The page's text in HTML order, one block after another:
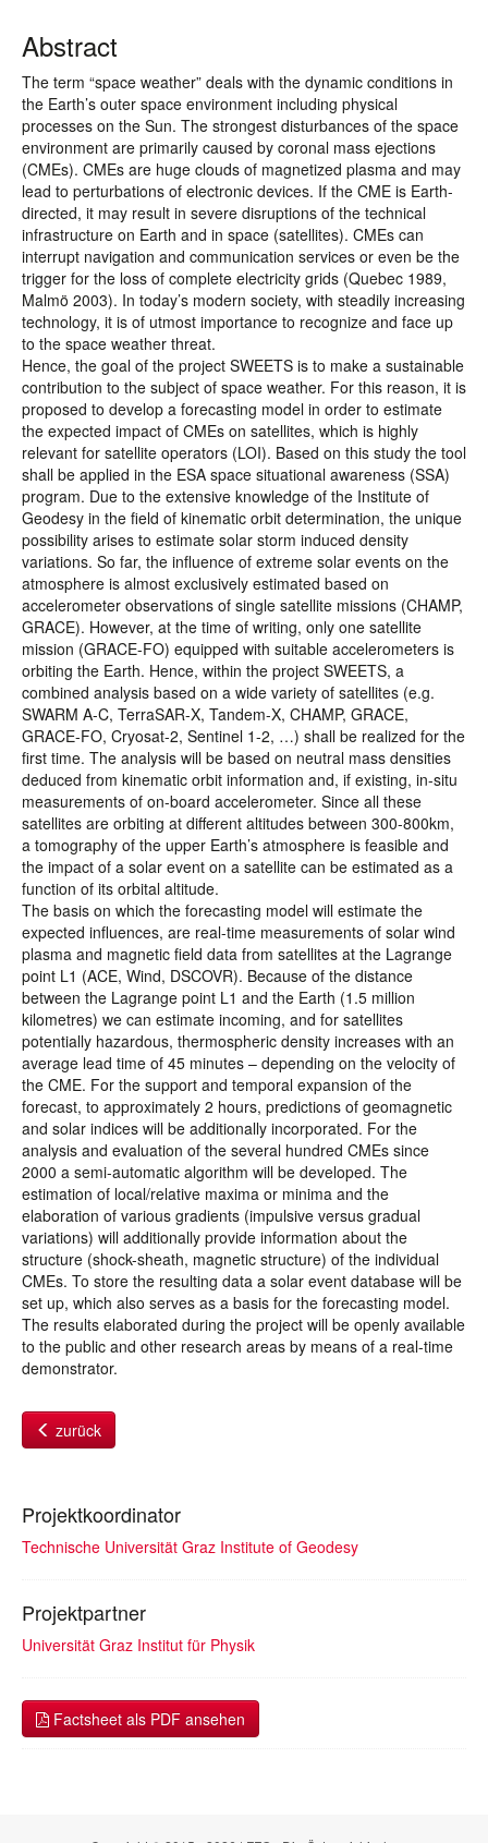
Abstract
The term “space weather” deals with the dynamic conditions in
the Earth’s outer space environment including physical
processes on the Sun. The strongest disturbances of the space
environment are primarily caused by coronal mass ejections
(CMEs). CMEs are huge clouds of magnetized plasma and may
lead to perturbations of electronic devices. If the CME is Earth-
directed, it may result in severe disruptions of the technical
infrastructure on Earth and in space (satellites). CMEs can
interrupt navigation and communication services or even be the
trigger for the loss of complete electricity grids (Quebec 1989,
Malmö 2003). In today’s modern society, with steadily increasing
technology, it is of utmost importance to recognize and face up
to the space weather threat.
Hence, the goal of the project SWEETS is to make a sustainable
contribution to the subject of space weather. For this reason, it is
proposed to develop a forecasting model in order to estimate
the expected impact of CMEs on satellites, which is highly
relevant for satellite operators (LOI). Based on this study the tool
shall be applied in the ESA space situational awareness (SSA)
program. Due to the extensive knowledge of the Institute of
Geodesy in the field of kinematic orbit determination, the unique
possibility arises to estimate solar storm induced density
variations. So far, the influence of extreme solar events on the
atmosphere is almost exclusively estimated based on
accelerometer observations of single satellite missions (CHAMP,
GRACE). However, at the time of writing, only one satellite
mission (GRACE-FO) equipped with suitable accelerometers is
orbiting the Earth. Hence, within the project SWEETS, a
combined analysis based on a wide variety of satellites (e.g.
SWARM A-C, TerraSAR-X, Tandem-X, CHAMP, GRACE,
GRACE-FO, Cryosat-2, Sentinel 1-2, …) shall be realized for the
first time. The analysis will be based on neutral mass densities
deduced from kinematic orbit information and, if existing, in-situ
measurements of on-board accelerometer. Since all these
satellites are orbiting at different altitudes between 300-800km,
a tomography of the upper Earth’s atmosphere is feasible and
the impact of a solar event on a satellite can be estimated as a
function of its orbital altitude.
The basis on which the forecasting model will estimate the
expected influences, are real-time measurements of solar wind
plasma and magnetic field data from satellites at the Lagrange
point L1 (ACE, Wind, DSCOVR). Because of the distance
between the Lagrange point L1 and the Earth (1.5 million
kilometres) we can estimate incoming, and for satellites
potentially hazardous, thermospheric density increases with an
average lead time of 45 minutes – depending on the velocity of
the CME. For the support and temporal expansion of the
forecast, to approximately 2 hours, predictions of geomagnetic
and solar indices will be additionally incorporated. For the
analysis and evaluation of the several hundred CMEs since
2000 a semi-automatic algorithm will be developed. The
estimation of local/relative maxima or minima and the
elaboration of various gradients (impulsive versus gradual
variations) will additionally provide information about the
structure (shock-sheath, magnetic structure) of the individual
CMEs. To store the resulting data a solar event database will be
set up, which also serves as a basis for the forecasting model.
The results elaborated during the project will be openly available
to the public and other research areas by means of a real-time
demonstrator.
zurück
Projektkoordinator
Technische Universität Graz Institute of Geodesy
Projektpartner
Universität Graz Institut für Physik
Factsheet als PDF ansehen